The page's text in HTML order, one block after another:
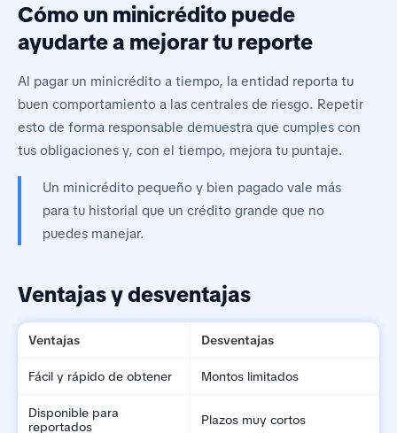
Cómo un minicrédito puede
ayudarte a mejorar tu reporte
Al pagar un minicrédito a tiempo, la entidad reporta tu
buen comportamiento a las centrales de riesgo. Repetir
esto de forma responsable demuestra que cumples con
tus obligaciones y, con el tiempo, mejora tu puntaje.
Un minicrédito pequeño y bien pagado vale más
para tu historial que un crédito grande que no
puedes manejar.
Ventajas y desventajas
Ventajas Desventajas
Fácil y rápido de obtener Montos limitados
Disponible para
reportados
Plazos muy cortos